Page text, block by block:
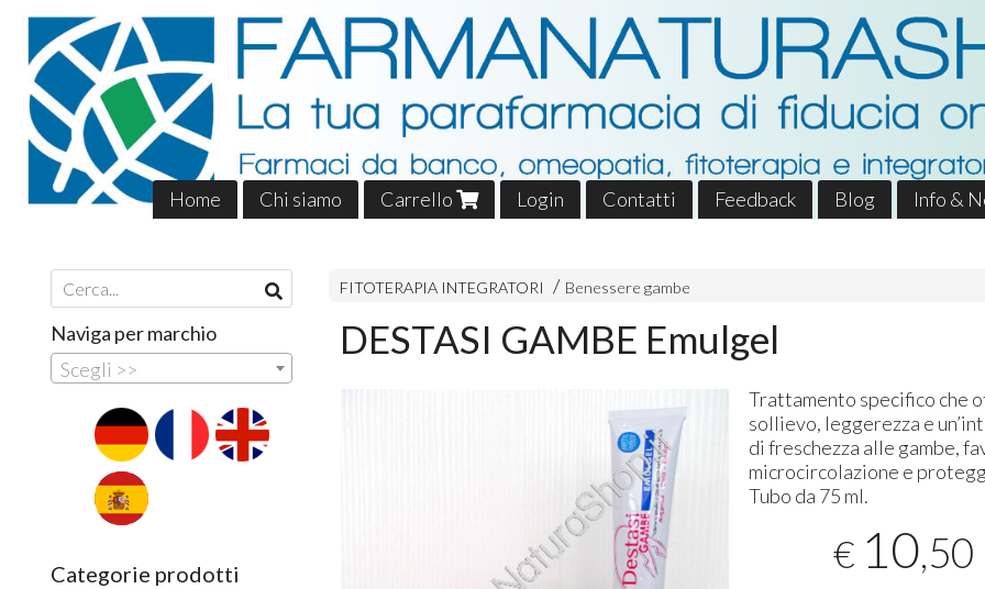
Home Chi siamo Carrello Login Contatti Feedback Blog Info &
FITOTERAPIA INTEGRATORI Benessere gambe
DESTASI GAMBE Emulgel
Trattamento specifico che
sollievo, leggerezza e
di freschezza alle gambe,
microcircolazione e
Tubo da 75 ml.
€ 10,50
Naviga per marchio
Scegli >>
Categorie prodotti